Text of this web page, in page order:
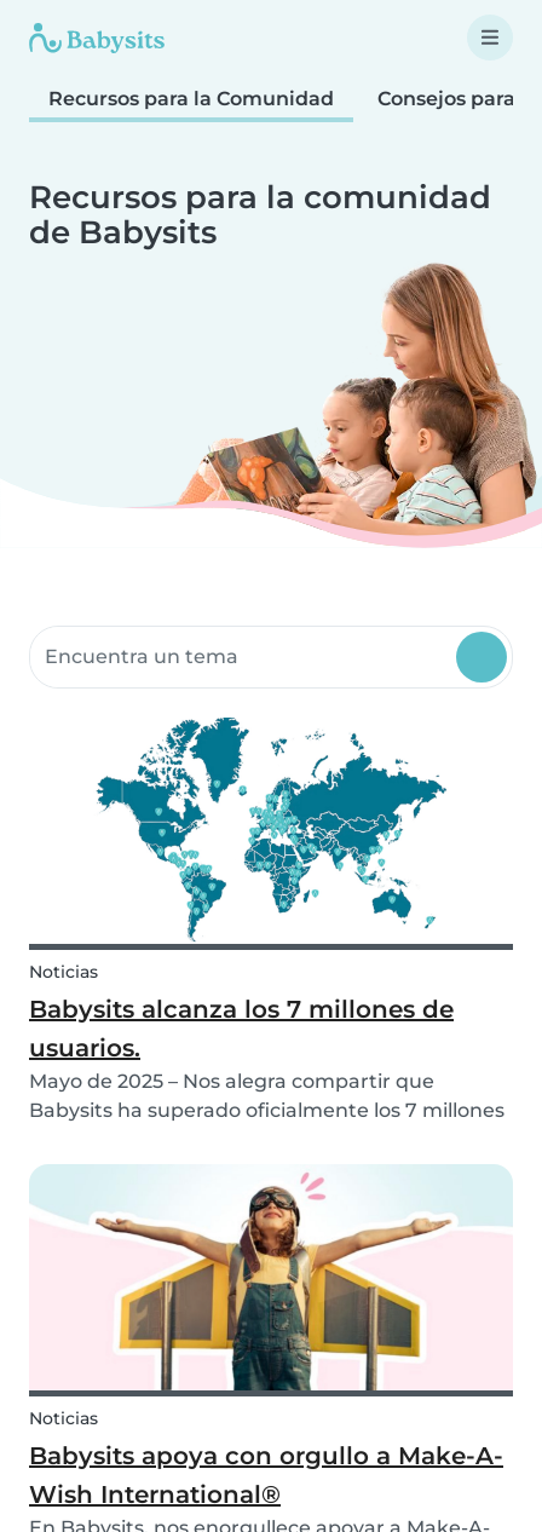
Recursos para la Comunidad Consejos para
Recursos para la comunidad
de Babysits
Buscar recursos para la comunidad
Noticias
Babysits alcanza los 7 millones de
usuarios.
Mayo de 2025 – Nos alegra compartir que
Babysits ha superado oficialmente los 7 millones
como una pequeña iniciativa local en Róterdam
se ha convertido en una comunidad
internacional activa qu...
Noticias
Babysits apoya con orgullo a Make-A-
Wish International®